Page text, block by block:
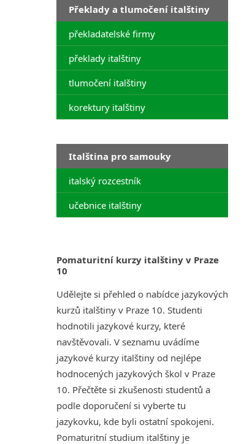
Překlady a tlumočení italštiny
překladatelské firmy
překlady italštiny
tlumočení italštiny
korektury italštiny
Italština pro samouky
italský rozcestník
učebnice italštiny
Pomaturitní kurzy italštiny v Praze
10
Udělejte si přehled o nabídce jazykových
kurzů italštiny v Praze 10. Studenti
hodnotili jazykové kurzy, které
navštěvovali. V seznamu uvádíme
jazykové kurzy italštiny od nejlépe
hodnocených jazykových škol v Praze
10. Přečtěte si zkušenosti studentů a
podle doporučení si vyberte tu
jazykovku, kde byli ostatní spokojeni.
Pomaturitní studium italštiny je